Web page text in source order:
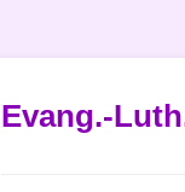
Evang.-